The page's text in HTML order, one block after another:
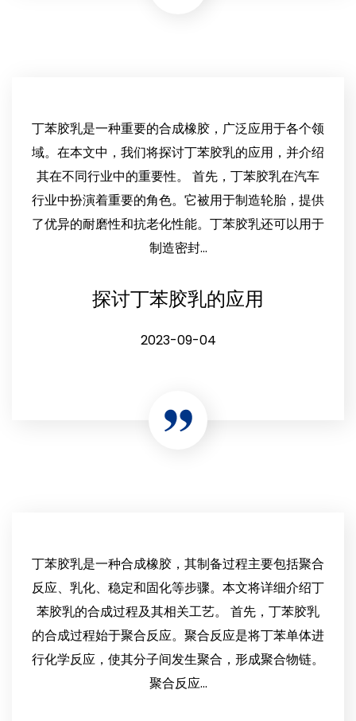
丁苯胶乳是一种重要的合成橡胶，广泛应用于各个领
域。在本文中，我们将探讨丁苯胶乳的应用，并介绍
其在不同行业中的重要性。 首先，丁苯胶乳在汽车
行业中扮演着重要的角色。它被用于制造轮胎，提供
了优异的耐磨性和抗老化性能。丁苯胶乳还可以用于
制造密封...
探讨丁苯胶乳的应用
2023-09-04
丁苯胶乳是一种合成橡胶，其制备过程主要包括聚合
反应、乳化、稳定和固化等步骤。本文将详细介绍丁
苯胶乳的合成过程及其相关工艺。 首先，丁苯胶乳
的合成过程始于聚合反应。聚合反应是将丁苯单体进
行化学反应，使其分子间发生聚合，形成聚合物链。
聚合反应...